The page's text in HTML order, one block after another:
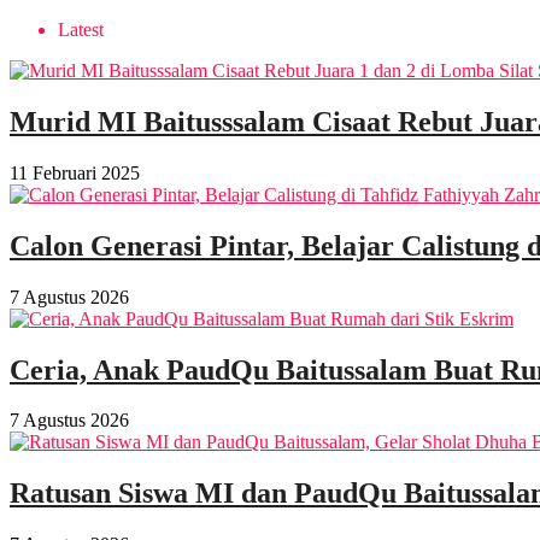
Latest
Murid MI Baitusssalam Cisaat Rebut
11 Februari 2025
Calon Generasi Pintar, Belajar Calistung
7 Agustus 2026
Ceria, Anak PaudQu Baitussalam Buat
7 Agustus 2026
Ratusan Siswa MI dan PaudQu